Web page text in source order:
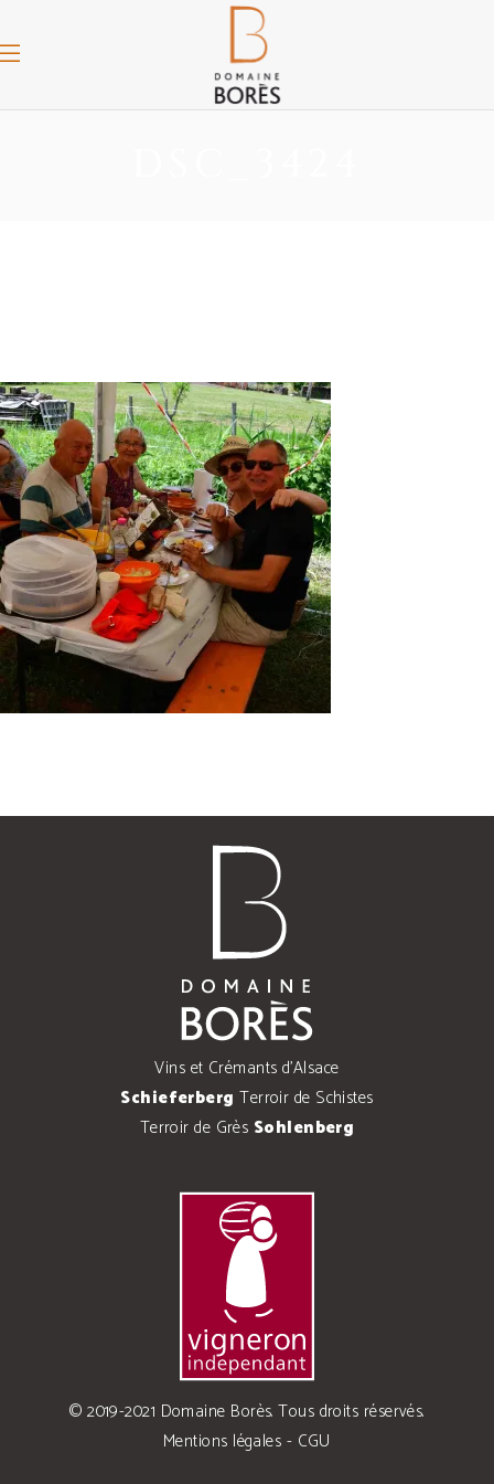
Vins et Crémants d'Alsace
Schieferberg Terroir de Schistes
Terroir de Grès Sohlenberg
© 2019-2021 Domaine Borès. Tous droits réservés.
Mentions légales - CGU